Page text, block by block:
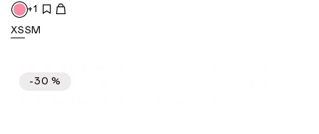
+1
XSS M
-30 %